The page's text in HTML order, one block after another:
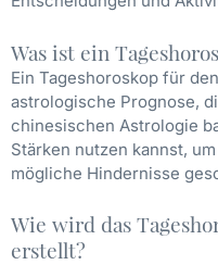
Was ist ein
Ein Tageshoroskop für
astrologische Prognose,
chinesischen Astrologie
Stärken nutzen kannst,
mögliche Hindernisse
Wie wird das
erstellt?